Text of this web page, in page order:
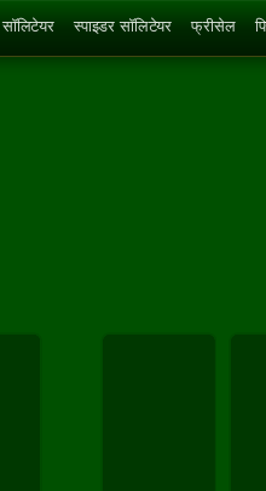
सॉलिटेयर स्पाइडर सॉलिटेयर फ्रीसेल